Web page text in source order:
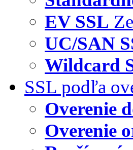
EV SSL
UC/SAN
Wildcard
SSL podľa
Overenie
Overenie